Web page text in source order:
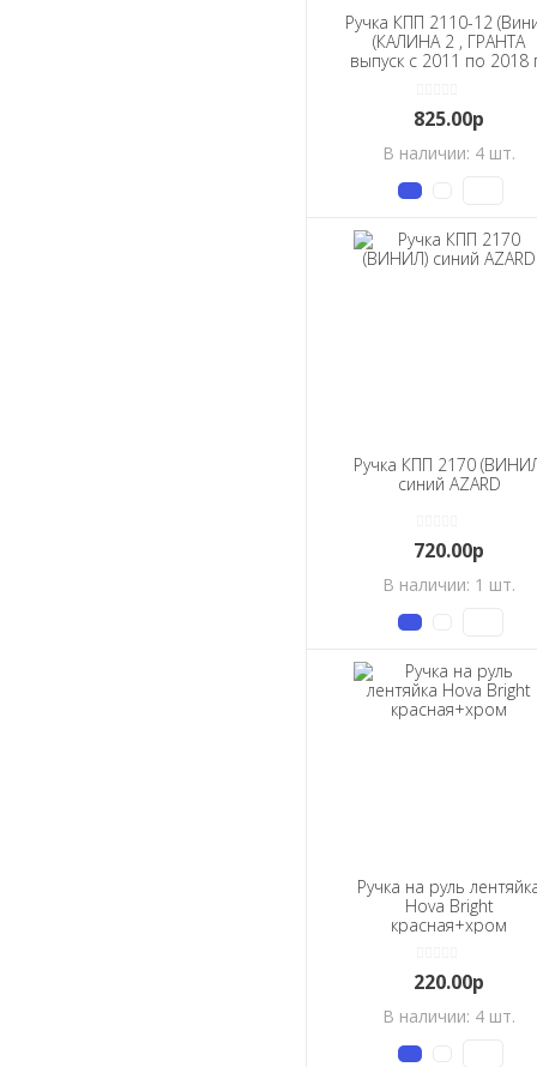
Ручка КПП 2110-12
(КАЛИНА 2 , ГРАНТА
выпуск с 2011 по 2018
825.00р
В наличии: 4 шт.
Ручка КПП 2170
синий AZARD
720.00р
В наличии: 1 шт.
Ручка на руль
Hova Bright
красная+хром
220.00р
В наличии: 4 шт.